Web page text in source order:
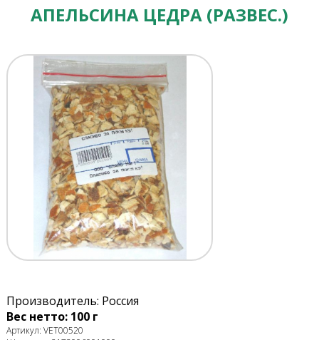
АПЕЛЬСИНА ЦЕДРА (РАЗВЕС.)
Производитель: Россия
Вес нетто: 100 г
Артикул: VET00520